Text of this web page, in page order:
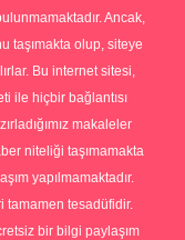
Ancak,
taşımakta olup, siteye
Bu internet sitesi,
ile hiçbir bağlantısı
makaleler
niteliği taşımamakta
yapılmamaktadır.
tamamen tesadüfidir.
bir bilgi paylaşım